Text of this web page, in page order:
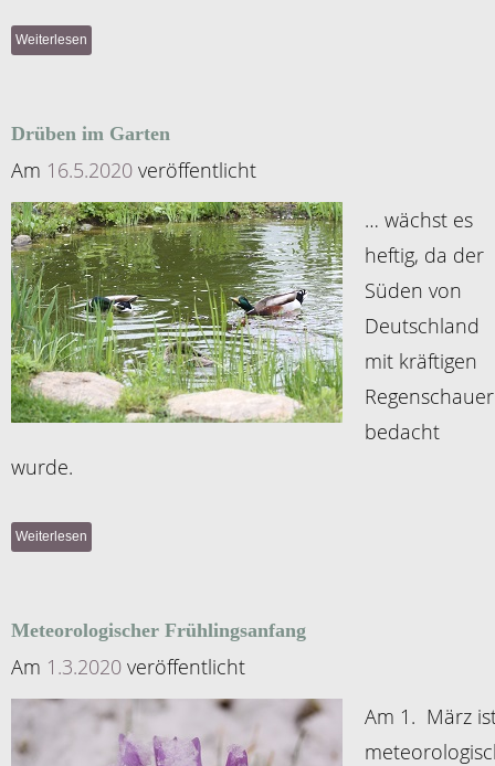
Weiterlesen
Drüben im Garten
Am 16.5.2020 veröffentlicht
… wächst es
heftig, da der
Süden von
Deutschland
mit kräftigen
bedacht
wurde.
Weiterlesen
Meteorologischer Frühlingsanfang
Am 1.3.2020 veröffentlicht
Am 1. März